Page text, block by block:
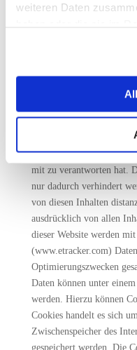
weiteren Daten
Homepage wird vom
Verwendung dieser
Veröffentlichung, noch
Veröffentlichung darf
übermittelt werden. Mit
Landgericht Hamburg
Anbringung eines Links
mit zu verantworten hat.
nur dadurch verhindert
von diesen Inhalten
ausdrücklich von allen
dieser Website werden
(www.etracker.com)
Optimierungszwecken
Daten können unter
werden. Hierzu können
Cookies handelt es sich
Zwischenspeicher des
gespeichert werden. Die